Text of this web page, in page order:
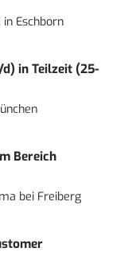
in Eschborn
in Teilzeit (25-
Bereich
bei Freiberg